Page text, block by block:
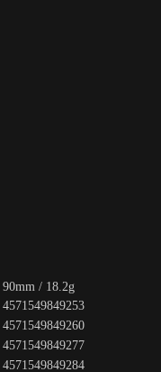
90mm / 18.2g
4571549849253
4571549849260
4571549849277
4571549849284